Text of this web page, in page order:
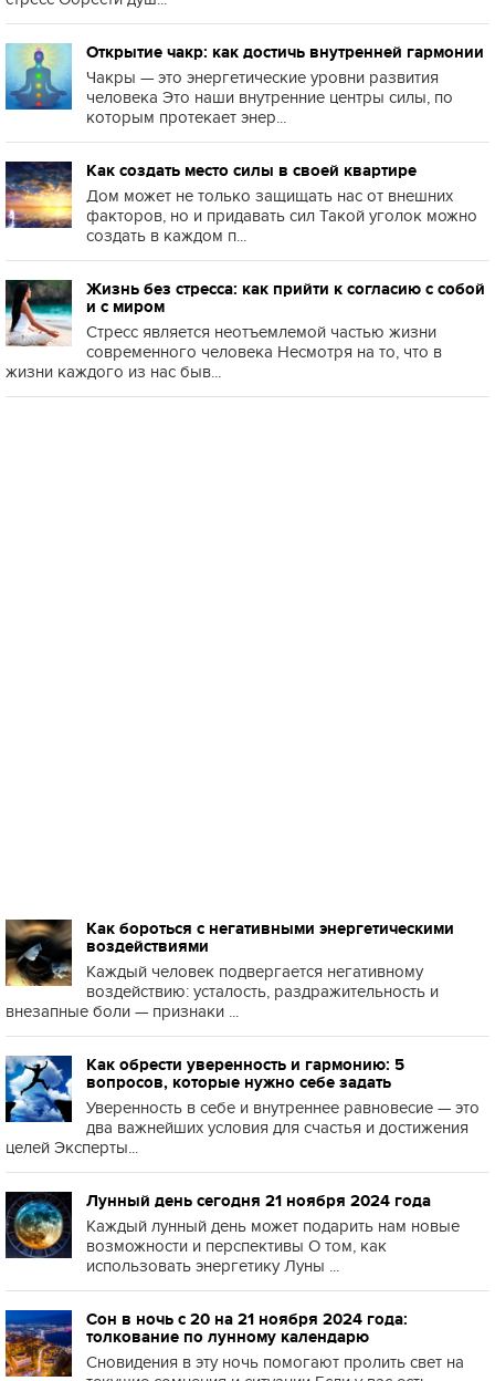
Открытие чакр: как достичь внутренней гармонии
Чакры — это энергетические уровни развития
человека Это наши внутренние центры силы, по
которым протекает энер...
Как создать место силы в своей квартире
Дом может не только защищать нас от внешних
факторов, но и придавать сил Такой уголок можно
создать в каждом п...
Жизнь без стресса: как прийти к согласию с собой
и с миром
Стресс является неотъемлемой частью жизни
современного человека Несмотря на то, что в
жизни каждого из нас быв...
Как бороться с негативными энергетическими
воздействиями
Каждый человек подвергается негативному
воздействию: усталость, раздражительность и
внезапные боли — признаки ...
Как обрести уверенность и гармонию: 5
вопросов, которые нужно себе задать
Уверенность в себе и внутреннее равновесие — это
два важнейших условия для счастья и достижения
целей Эксперты...
Лунный день сегодня 21 ноября 2024 года
Каждый лунный день может подарить нам новые
возможности и перспективы О том, как
использовать энергетику Луны ...
Сон в ночь с 20 на 21 ноября 2024 года:
толкование по лунному календарю
Сновидения в эту ночь помогают пролить свет на